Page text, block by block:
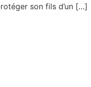
son fils d’un […]